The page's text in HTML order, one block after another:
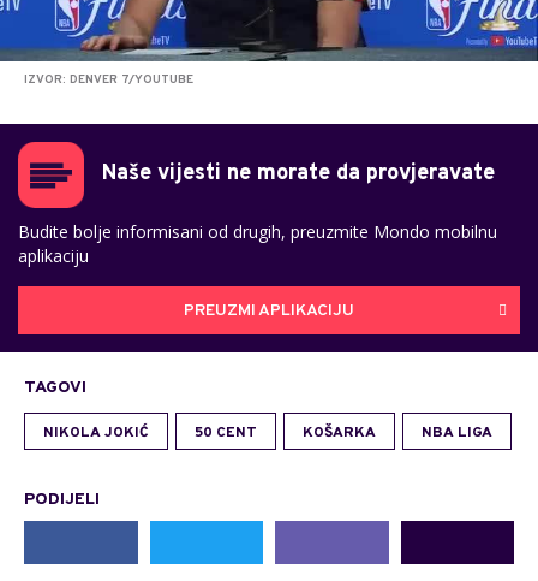
IZVOR: DENVER 7/YOUTUBE
Naše vijesti ne morate da provjeravate
Budite bolje informisani od drugih, preuzmite Mondo mobilnu
aplikaciju
PREUZMI APLIKACIJU
TAGOVI
NIKOLA JOKIĆ 50 CENT KOŠARKA NBA LIGA
PODIJELI